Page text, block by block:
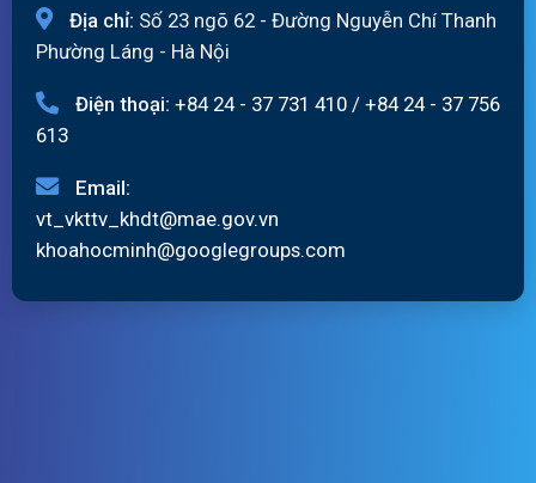
Địa chỉ: Số 23 ngõ 62 - Đường Nguyễn Chí Thanh
Phường Láng - Hà Nội
Điện thoại: +84 24 - 37 731 410 / +84 24 - 37 756
613
Email:
vt_vkttv_khdt@mae.gov.vn
khoahocminh@googlegroups.com